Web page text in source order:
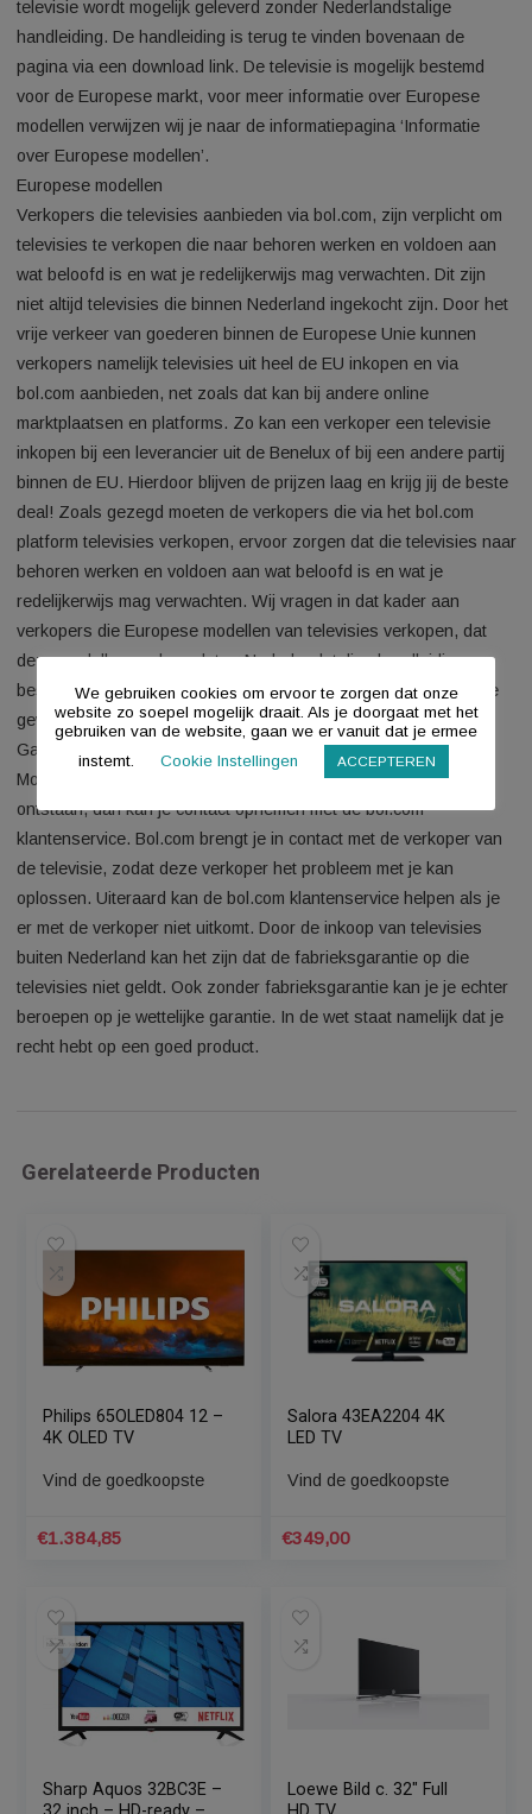
digitale ontvanger in de vorm van een metalen insteekkaart
een smartcard erin. Deze plaats je rechtstreeks in een voor
geschikte tv. Als je toch problemen ervaart met het gebruik
CI+ module, neem dan contact op met onze klantenservice.
televisie wordt mogelijk geleverd zonder Nederlandstalige
handleiding. De handleiding is terug te vinden bovenaan de
pagina via een download link. De televisie is mogelijk
voor de Europese markt, voor meer informatie over Europese
over Europese modellen’.
Europese modellen
Verkopers die televisies aanbieden via bol.com, zijn verplicht
televisies te verkopen die naar behoren werken en voldoen
wat beloofd is en wat je redelijkerwijs mag verwachten. Dit
niet altijd televisies die binnen Nederland ingekocht zijn.
vrije verkeer van goederen binnen de Europese Unie kunnen
verkopers namelijk televisies uit heel de EU inkopen en via
marktplaatsen en platforms. Zo kan een verkoper een
inkopen bij een leverancier uit de Benelux of bij een andere
binnen de EU. Hierdoor blijven de prijzen laag en krijg jij de
deal! Zoals gezegd moeten de verkopers die via het bol.com
platform televisies verkopen, ervoor zorgen dat die
behoren werken en voldoen aan wat beloofd is en wat je
redelijkerwijs mag verwachten. Wij vragen in dat kader aan
verkopers die Europese modellen van televisies verkopen,
beschikbaar zijn en dat ook de installatie van je nieuwe
gewoon in het Nederlands verloopt.
Garantie
Mochten er onverhoopt technische problemen met je televisie
oplossen. Uiteraard kan de bol.com klantenservice helpen
buiten Nederland kan het zijn dat de fabrieksgarantie op die
televisies niet geldt. Ook zonder fabrieksgarantie kan je je
beroepen op je wettelijke garantie. In de wet staat namelijk
recht hebt op een goed product.
Gerelateerde Producten
4K OLED TV
LED TV
We gebruiken cookies om ervoor te zorgen dat onze
website zo soepel mogelijk draait. Als je doorgaat met het
gebruiken van de website, gaan we er vanuit dat je ermee
instemt.
Cookie Instellingen ACCEPTEREN